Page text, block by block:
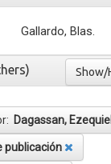
Gallardo, Blas.
Dagassan, Ezequiel
publicación